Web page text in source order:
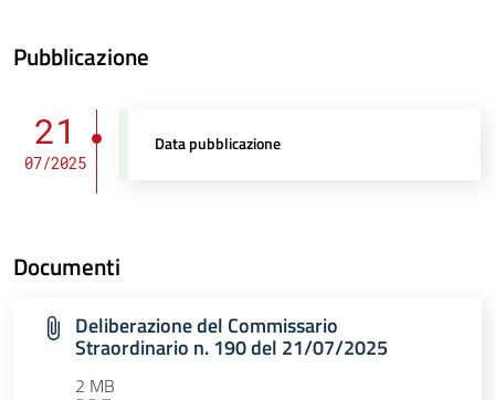
Pubblicazione
21
07/2025
Data pubblicazione
Documenti
Deliberazione del Commissario
Straordinario n. 190 del 21/07/2025
2 MB